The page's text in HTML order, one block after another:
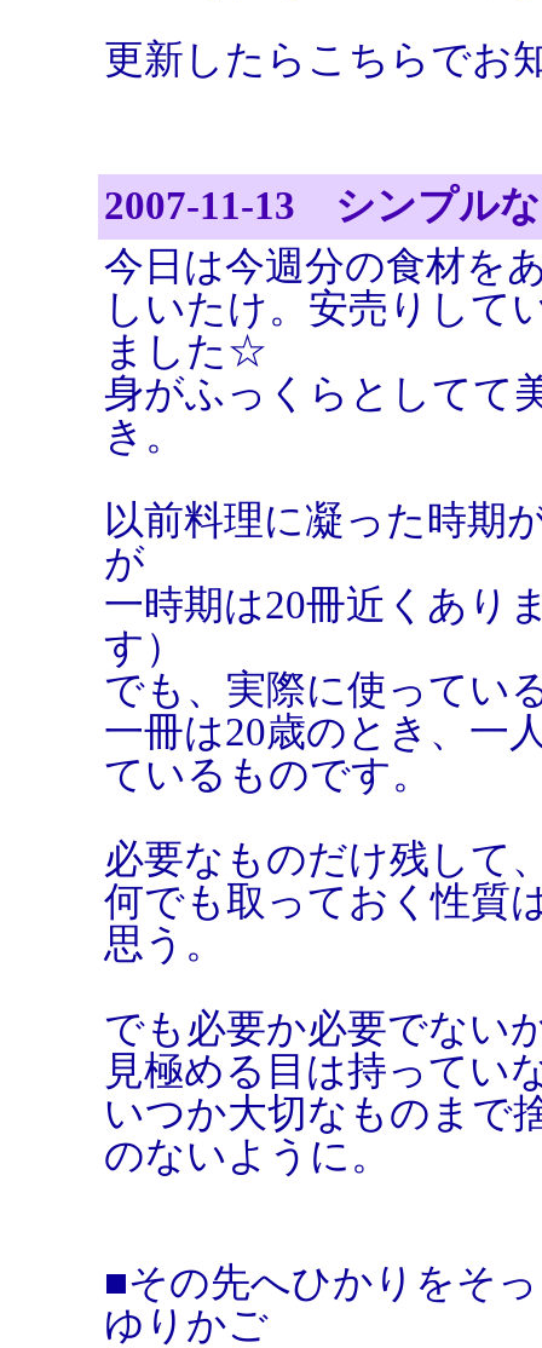
更新したらこちらでお
2007-11-13 シンプル
今日は今週分の食材を
しいたけ。安売りして
ました☆
身がふっくらとしてて
き。
以前料理に凝った時期
が
一時期は20冊近くあり
す）
でも、実際に使ってい
一冊は20歳のとき、一
ているものです。
必要なものだけ残して
何でも取っておく性質
思う。
でも必要か必要でない
見極める目は持ってい
いつか大切なものまで
のないように。
■その先へひかりをそ
ゆりかご